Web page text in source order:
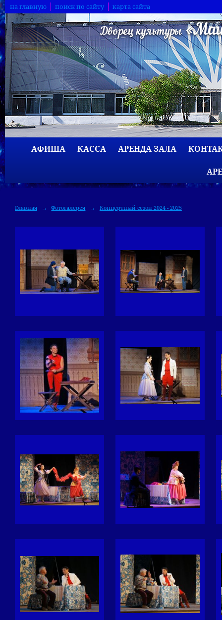
на главную поиск по сайту карта сайта
АФИША КАССА АРЕНДА ЗАЛА
Главная → Фотогалерея → Концертный сезон 2024 - 2025